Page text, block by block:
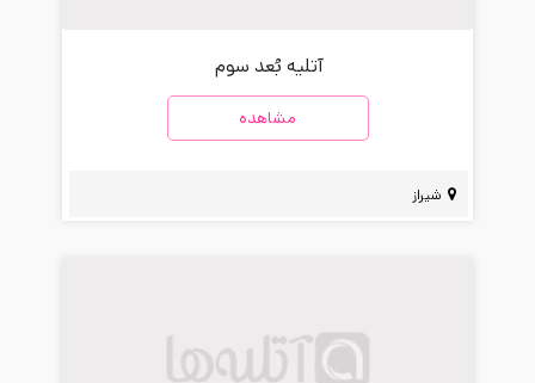
آتلیه بُعد سوم
مشاهده
شیراز